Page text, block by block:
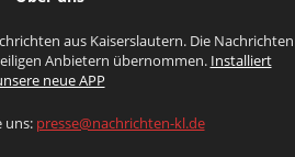
aus Kaiserslautern. Die Nachrichten
Anbietern übernommen. Installiert
neue APP
uns: presse@nachrichten-kl.de